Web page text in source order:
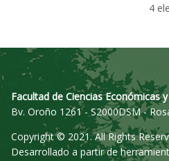
4
Facultad de Ciencias Económicas
Bv. Oroño 1261 - S2000DSM -
Copyright © 2021. All Rights
Desarrollado a partir de